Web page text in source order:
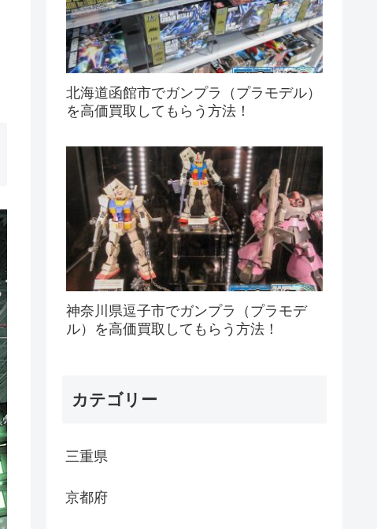
北海道函館市でガンプラ（プラモデル）
を高価買取してもらう方法！
神奈川県逗子市でガンプラ（プラモデ
ル）を高価買取してもらう方法！
カテゴリー
三重県
京都府